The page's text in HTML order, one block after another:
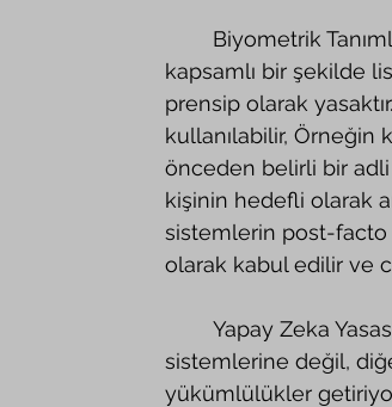
kapsamlı bir şekilde
prensip olarak yasaktır.
kullanılabilir, Örneğin
önceden belirli bir adli
kişinin hedefli olarak
sistemlerin post-facto
olarak kabul edilir ve
sistemlerine değil,
yükümlülükler